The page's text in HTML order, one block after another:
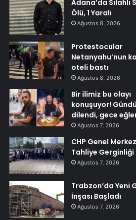
Adana’da Silahlı
Ölü, 1 Yaralı
Ağustos 8, 2026
Protestocular
Netanyahu’nun
oteli bastı
Ağustos 8, 2026
Bir ilimiz bu olayı
konuşuyor!
dilendi, gece
Ağustos 7, 2026
CHP Genel
Tahliye Gerginliği
Ağustos 7, 2026
Trabzon’da Yeni
İnşası Başladı
Ağustos 7, 2026